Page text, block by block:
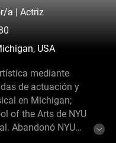
a | Actriz
USA
mediante
de actuación y
en Michigan;
of the Arts de NYU
Abandonó NYU